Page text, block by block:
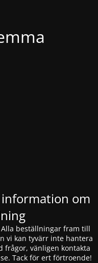
information om
beställningar fram till
vi kan tyvärr inte hantera
frågor, vänligen kontakta
. Tack för ert förtroende!